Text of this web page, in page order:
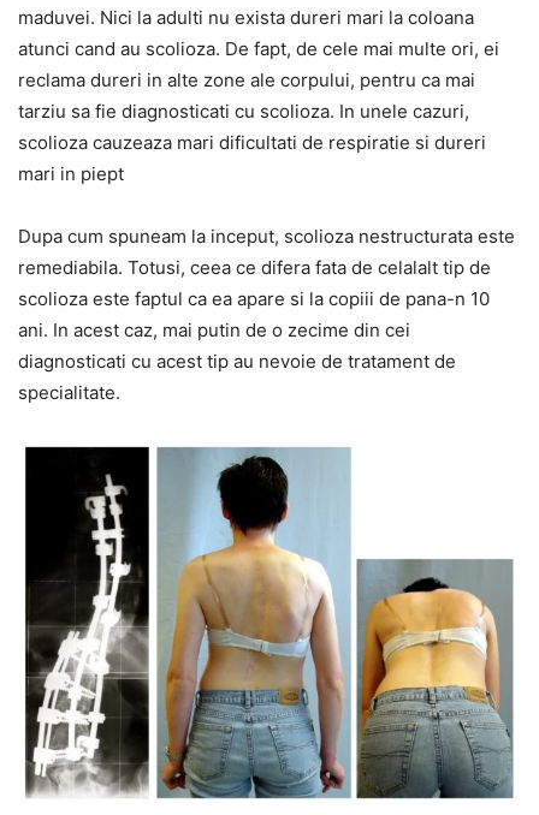
maduvei. Nici la adulti nu exista dureri mari la coloana
atunci cand au scolioza. De fapt, de cele mai multe ori, ei
reclama dureri in alte zone ale corpului, pentru ca mai
tarziu sa fie diagnosticati cu scolioza. In unele cazuri,
scolioza cauzeaza mari dificultati de respiratie si dureri
mari in piept
Dupa cum spuneam la inceput, scolioza nestructurata este
remediabila. Totusi, ceea ce difera fata de celalalt tip de
scolioza este faptul ca ea apare si la copiii de pana-n 10
ani. In acest caz, mai putin de o zecime din cei
diagnosticati cu acest tip au nevoie de tratament de
specialitate.